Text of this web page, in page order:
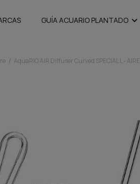
GUÍA ACUARIO PLANTADO
AquaRIO AIR Diffuser Curved SPECIAL L - AIRE